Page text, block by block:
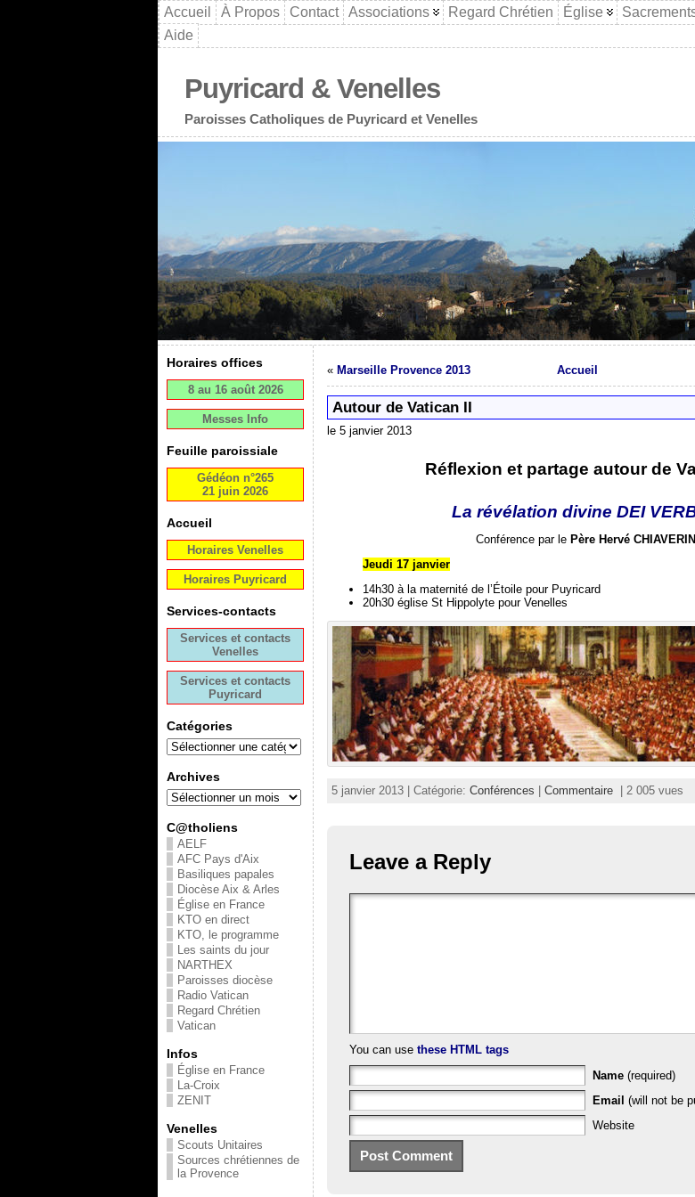
Accueil À Propos Contact Associations Regard Chrétien Église
Aide
Puyricard & Venelles
Paroisses Catholiques de Puyricard et Venelles
Horaires offices
8 au 16 août 2026
Messes Info
Feuille paroissiale
Gédéon n°265
21 juin 2026
Accueil
Horaires Venelles
Horaires Puyricard
Services-contacts
Services et contacts
Venelles
Services et contacts
Puyricard
Catégories
Archives
C@tholiens
AELF
AFC Pays d'Aix
Basiliques papales
Diocèse Aix & Arles
Église en France
KTO en direct
KTO, le programme
Les saints du jour
NARTHEX
Paroisses diocèse
Radio Vatican
Regard Chrétien
Vatican
Infos
Église en France
La-Croix
ZENIT
Venelles
Scouts Unitaires
Sources chrétiennes de
la Provence
« Marseille Provence 2013 Accueil
Autour de Vatican II
le 5 janvier 2013
Réflexion et partage autour de
La révélation divine DEI
Conférence par le Père Hervé CHIAVERINI
Jeudi 17 janvier
14h30 à la maternité de l’Étoile pour Puyricard
20h30 église St Hippolyte pour Venelles
5 janvier 2013 | Catégorie: Conférences | Commentaire | 2 005 vues
Leave a Reply
You can use these HTML tags
Name (required)
Email (will not be
Website